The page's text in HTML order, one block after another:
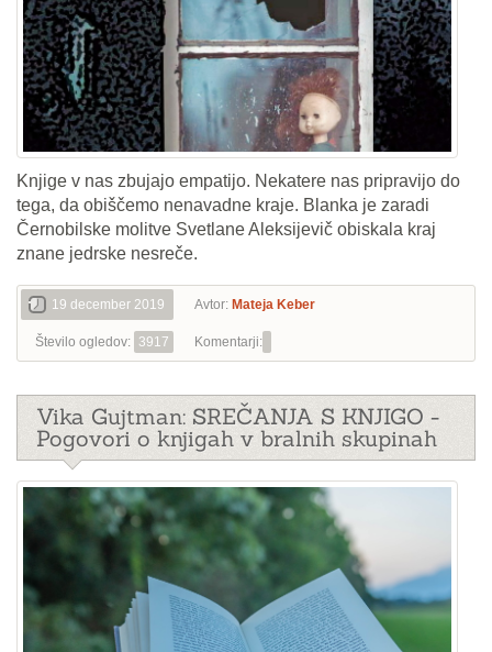
Knjige v nas zbujajo empatijo. Nekatere nas pripravijo do
tega, da obiščemo nenavadne kraje. Blanka je zaradi
Černobilske molitve Svetlane Aleksijevič obiskala kraj
znane jedrske nesreče.
19 december 2019 Avtor: Mateja Keber
Število ogledov: 3917 Komentarji:
Vika Gujtman: SREČANJA S KNJIGO -
Pogovori o knjigah v bralnih skupinah